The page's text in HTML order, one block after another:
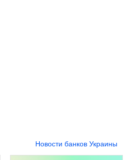
Новости банков Украины